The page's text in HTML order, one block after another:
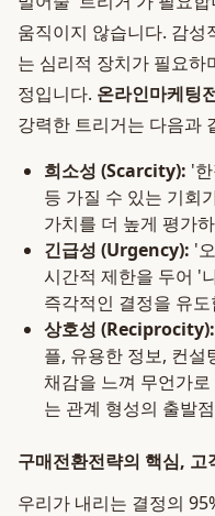
움직이지 않습니다. 감
는 심리적 장치가 필요하
정입니다. 온라인마케팅
강력한 트리거는 다음과
희소성 (Scarcity): '
등 가질 수 있는 기회
가치를 더 높게 평가
긴급성 (Urgency): '
시간적 제한을 두어 '
즉각적인 결정을 유
상호성 (Reciprocity):
플, 유용한 정보, 컨설
채감을 느껴 무언가
는 관계 형성의 출발
구매전환전략의 핵심,
우리가 내리는 결정의